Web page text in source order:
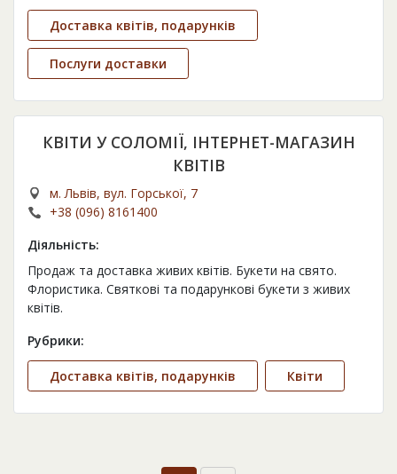
Доставка квітів, подарунків
Послуги доставки
КВІТИ У СОЛОМІЇ, ІНТЕРНЕТ-МАГАЗИН
КВІТІВ
м. Львів, вул. Горської, 7
+38 (096) 8161400
Діяльність:
Продаж та доставка живих квітів. Букети на свято.
Флористика. Святкові та подарункові букети з живих
квітів.
Рубрики:
Доставка квітів, подарунків Квіти